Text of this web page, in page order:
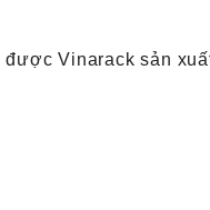
Vinarack sản